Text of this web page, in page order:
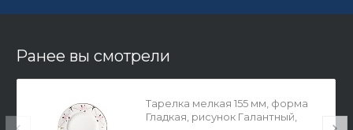
Ранее вы смотрели
Тарелка мелкая 155 мм, форма
Гладкая, рисунок Галантный,